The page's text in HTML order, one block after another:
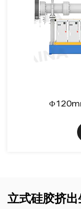
立式硅胶挤